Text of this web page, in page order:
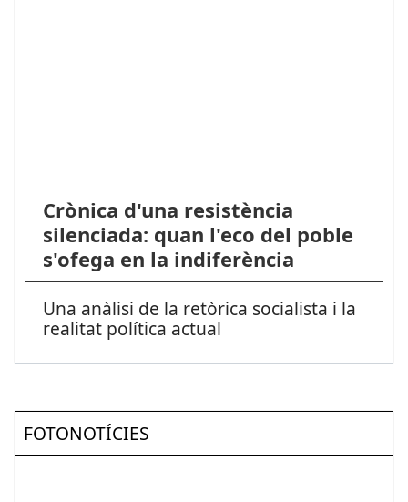
Crònica d'una resistència
silenciada: quan l'eco del poble
s'ofega en la indiferència
Una anàlisi de la retòrica socialista i la
realitat política actual
FOTONOTÍCIES